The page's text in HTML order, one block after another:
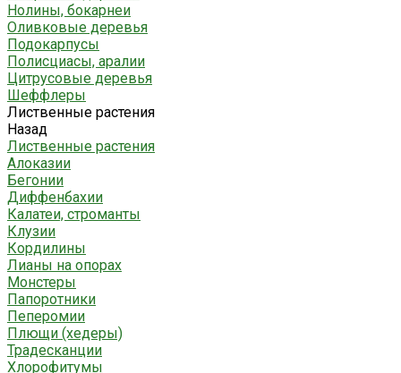
Нолины, бокарнеи
Оливковые деревья
Подокарпусы
Полисциасы, аралии
Цитрусовые деревья
Шеффлеры
Лиственные растения
Назад
Лиственные растения
Алоказии
Бегонии
Диффенбахии
Калатеи, строманты
Клузии
Кордилины
Лианы на опорах
Монстеры
Папоротники
Пеперомии
Плющи (хедеры)
Традесканции
Хлорофитумы